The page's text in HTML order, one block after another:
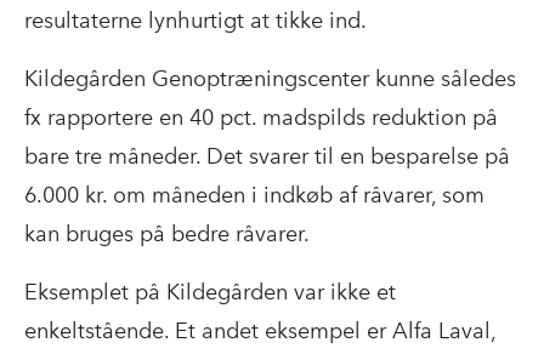
resultaterne lynhurtigt at tikke ind.
Kildegården Genoptræningscenter kunne således
fx rapportere en 40 pct. madspilds reduktion på
bare tre måneder. Det svarer til en besparelse på
6.000 kr. om måneden i indkøb af råvarer, som
kan bruges på bedre råvarer.
Eksemplet på Kildegården var ikke et
enkeltstående. Et andet eksempel er Alfa Laval,